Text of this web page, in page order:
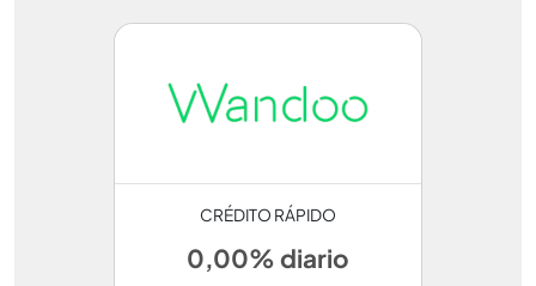
CRÉDITO RÁPIDO
0,00% diario